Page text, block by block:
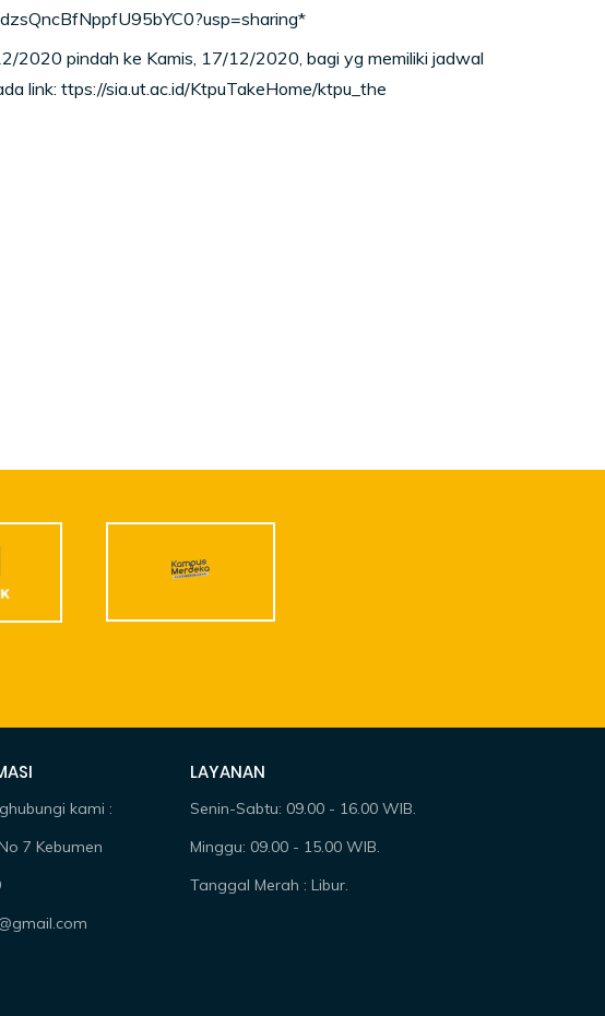
2020 pindah ke Kamis, 17/12/2020, bagi yg memiliki jadwal
link: ttps://sia.ut.ac.id/KtpuTakeHome/ktpu_the
kami :
7 Kebumen
LAYANAN
Senin-Sabtu: 09.00 - 16.00 WIB.
Minggu: 09.00 - 15.00 WIB.
Tanggal Merah : Libur.